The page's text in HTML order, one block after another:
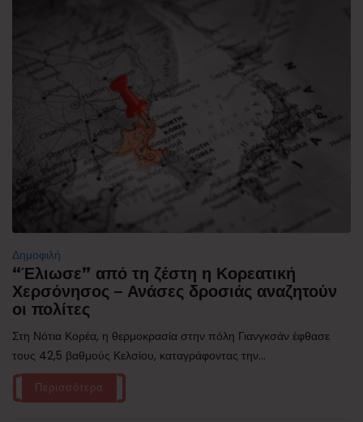
Δημοφιλή
“Έλιωσε” από τη ζέστη η Κορεατική
Χερσόνησος – Ανάσες δροσιάς αναζητούν
οι πολίτες
Στη Νότια Κορέα, η θερμοκρασία στην πόλη Γιανγκσάν έφθασε
τους 42,5 βαθμούς Κελσίου, καταγράφοντας την...
Περισσότερα